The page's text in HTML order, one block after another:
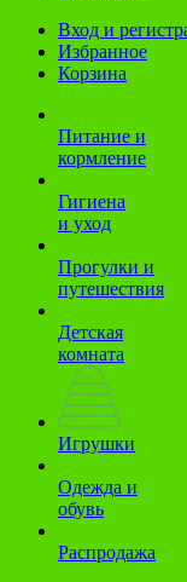
Вход и
Избранное
Корзина
Питание и
кормление
Гигиена
и уход
Прогулки и
путешествия
Детская
комната
Игрушки
Одежда и
обувь
Распродажа